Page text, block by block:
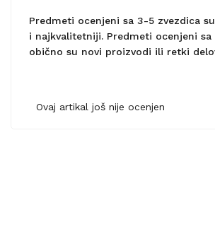
Predmeti ocenjeni sa 3-5 zvezdica
i najkvalitetniji. Predmeti ocenjeni sa
obično su novi proizvodi ili retki
Ovaj artikal još nije ocenjen